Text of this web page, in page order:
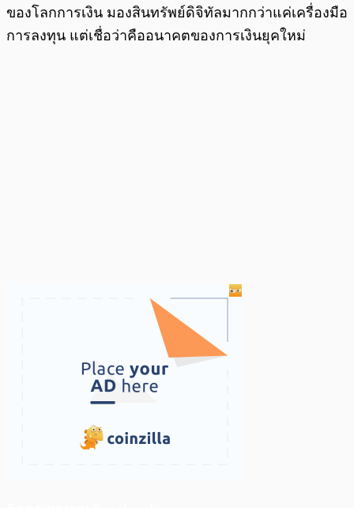
ของโลกการเงิน มองสินทรัพย์ดิจิทัลมากกว่าแค่เครื่องมือ
การลงทุน แต่เชื่อว่าคืออนาคตของการเงินยุคใหม่